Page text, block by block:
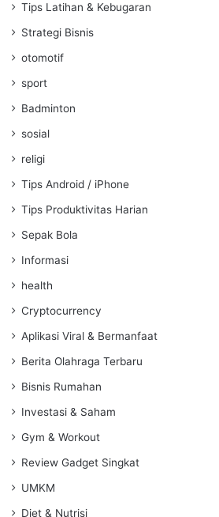
Tips Latihan & Kebugaran
Strategi Bisnis
otomotif
sport
Badminton
sosial
religi
Tips Android / iPhone
Tips Produktivitas Harian
Sepak Bola
Informasi
health
Cryptocurrency
Aplikasi Viral & Bermanfaat
Berita Olahraga Terbaru
Bisnis Rumahan
Investasi & Saham
Gym & Workout
Review Gadget Singkat
UMKM
Diet & Nutrisi